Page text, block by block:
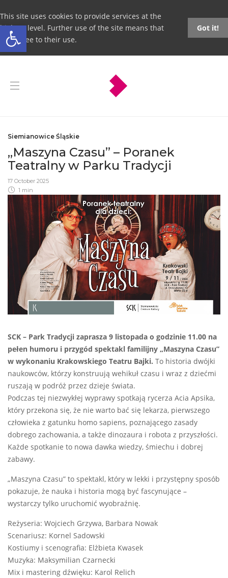
Open toolbar
This site uses cookies to provide services at the
highest level. Further use of the site means that
you agree to their use.
Got it!
Siemianowice Śląskie
„Maszyna Czasu” – Poranek
Teatralny w Parku Tradycji
17 October 2025
1 min
SCK – Park Tradycji zaprasza 9 listopada o godzinie 11.00 na
pełen humoru i przygód spektakl familijny „Maszyna Czasu”
w wykonaniu Krakowskiego Teatru Bajki. To historia dwójki
naukowców, którzy konstruują wehikuł czasu i wraz z dziećmi
ruszają w podróż przez dzieje świata.
Podczas tej niezwykłej wyprawy spotkają rycerza Acia Apsika,
który przekona się, że nie warto bać się lekarza, pierwszego
człowieka z gatunku homo sapiens, poznającego zasady
dobrego zachowania, a także dinozaura i robota z przyszłości.
Każde spotkanie to nowa dawka wiedzy, śmiechu i dobrej
zabawy.
„Maszyna Czasu” to spektakl, który w lekki i przystępny sposób
pokazuje, że nauka i historia mogą być fascynujące –
wystarczy tylko uruchomić wyobraźnię.
Reżyseria: Wojciech Grzywa, Barbara Nowak
Scenariusz: Kornel Sadowski
Kostiumy i scenografia: Elżbieta Kwasek
Muzyka: Maksymilian Czarnecki
Mix i mastering dźwięku: Karol Relich